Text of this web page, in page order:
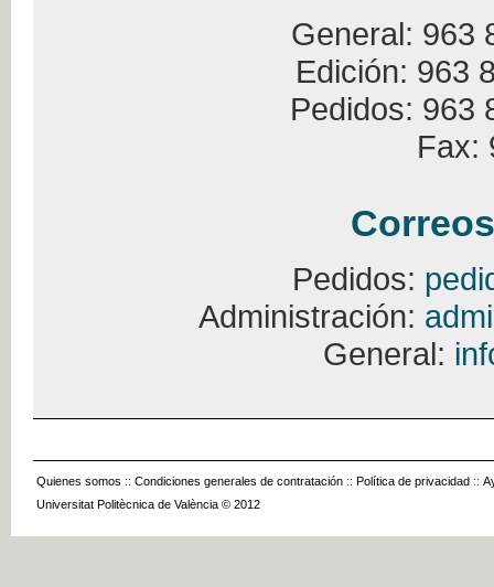
General: 963
Edición: 963
Pedidos: 963
Fax:
Pedidos:
Administración:
General:
Quienes somos :: Condiciones generales de contratación :: Política de privacidad ::
Universitat Politècnica de València © 2012